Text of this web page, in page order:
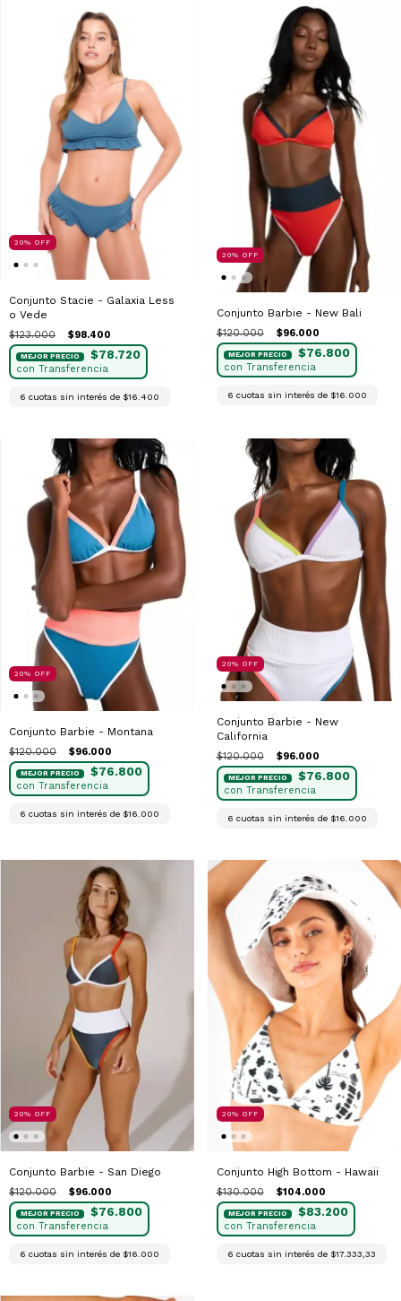
20% OFF
Conjunto Stacie - Galaxia Less
o Vede
$123.000 $98.400
$78.720
6 cuotas sin interés de $16.400
20% OFF
Conjunto Barbie - New Bali
$120.000 $96.000
$76.800
6 cuotas sin interés de $16.000
20% OFF
Conjunto Barbie - Montana
$120.000 $96.000
$76.800
6 cuotas sin interés de $16.000
20% OFF
Conjunto Barbie - New
California
$120.000 $96.000
$76.800
6 cuotas sin interés de $16.000
20% OFF
Conjunto Barbie - San Diego
$120.000 $96.000
$76.800
6 cuotas sin interés de $16.000
20% OFF
Conjunto High Bottom - Hawaii
$130.000 $104.000
$83.200
6 cuotas sin interés de $17.333,33